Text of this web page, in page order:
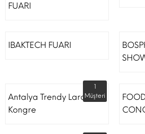
FUARI
IBAKTECH FUARI
Antalya Trendy Lara Otel
Kongre
1
Müşteri